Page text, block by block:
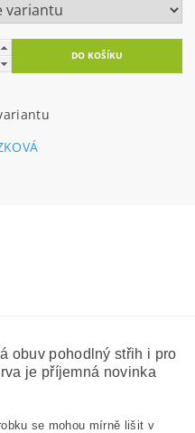
obuv pohodlný střih i pro
je příjemná novinka
se mohou mírně lišit v